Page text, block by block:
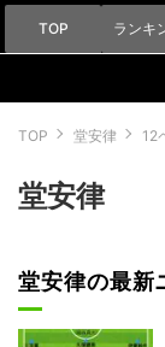
TOP ランキ
TOP 堂安律 12
堂安律
堂安律の最新